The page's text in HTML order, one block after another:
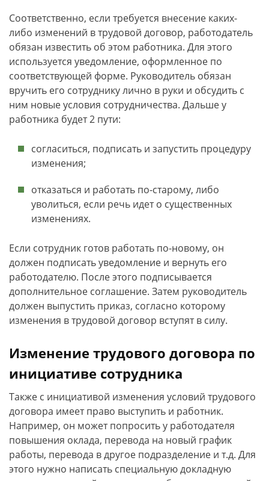
Соответственно, если требуется внесение каких-
либо изменений в трудовой договор, работодатель
обязан известить об этом работника. Для этого
используется уведомление, оформленное по
соответствующей форме. Руководитель обязан
вручить его сотруднику лично в руки и обсудить с
ним новые условия сотрудничества. Дальше у
работника будет 2 пути:
согласиться, подписать и запустить процедуру
изменения;
отказаться и работать по-старому, либо
уволиться, если речь идет о существенных
изменениях.
Если сотрудник готов работать по-новому, он
должен подписать уведомление и вернуть его
работодателю. После этого подписывается
дополнительное соглашение. Затем руководитель
должен выпустить приказ, согласно которому
изменения в трудовой договор вступят в силу.
Изменение трудового договора по
инициативе сотрудника
Также с инициативой изменения условий трудового
договора имеет право выступить и работник.
Например, он может попросить у работодателя
повышения оклада, перевода на новый график
работы, перевода в другое подразделение и т.д. Для
этого нужно написать специальную докладную